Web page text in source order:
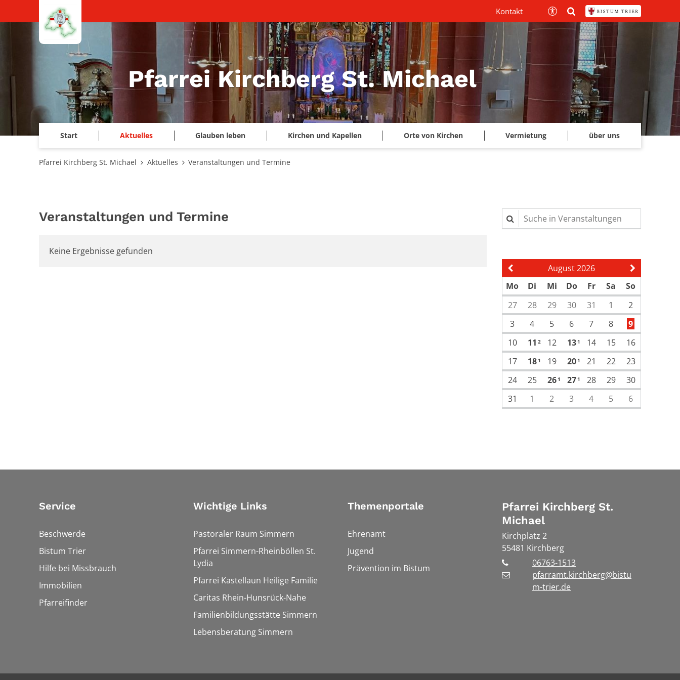
Zum Inhalt springen
Pfarrei Kirchberg St. Michael
Start Aktuelles Glauben leben Kirchen und Kapellen Orte von Kirchen Vermietung über uns
Kontakt
Pfarrei Kirchberg St. Michael Aktuelles Veranstaltungen und Termine
Veranstaltungen und Termine
Keine Ergebnisse gefunden
Suche in Veranstaltungen
Vorherige Seite
August 2026 Nächste
Mo Di Mi Do Fr Sa
So
27
28 29 30 31 1
2
3
4 5 6 7 8
9
10
11 2 12 131 14 15
16
17
181 19 201 21 22
23
24
25 261 271 28 29
30
31
1 2 3 4 5 6
Service
Beschwerde
Bistum Trier
Hilfe bei Missbrauch
Immobilien
Pfarreifinder
Wichtige Links
Pastoraler Raum Simmern
Pfarrei Simmern-Rheinböllen St.
Lydia
Pfarrei Kastellaun Heilige Familie
Caritas Rhein-Hunsrück-Nahe
Familienbildungsstätte Simmern
Lebensberatung Simmern
Themenportale
Ehrenamt
Jugend
Prävention im Bistum
Pfarrei Kirchberg St.
Michael
Kirchplatz 2
55481 Kirchberg
06763-1513
pfarramt.kirchberg@bistu
m-trier.de